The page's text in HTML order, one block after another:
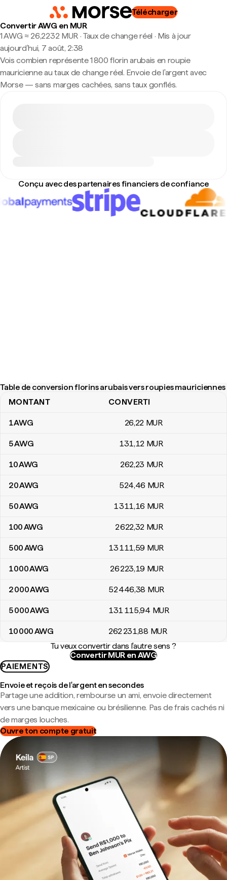
Télécharger
Convertir AWG en MUR
1 AWG ≈ 26,2232 MUR · Taux de change réel · Mis à jour
aujourd’hui, 7 août, 2:38
Vois combien représente 1 800 florin arubais en roupie
mauricienne au taux de change réel. Envoie de l'argent avec
Morse — sans marges cachées, sans taux gonflés.
Conçu avec des partenaires financiers de confiance
Table de conversion florins arubais vers roupies mauriciennes
Table de conversion florins arubais vers roupies mauriciennes
MONTANT CONVERTI
1AWG 26,22 MUR
5AWG 131,12 MUR
10AWG 262,23 MUR
20AWG 524,46 MUR
50AWG 1 311,16 MUR
100AWG 2 622,32 MUR
500AWG 13 111,59 MUR
1 000AWG 26 223,19 MUR
2 000AWG 52 446,38 MUR
5 000AWG 131 115,94 MUR
10 000AWG 262 231,88 MUR
Tu veux convertir dans l'autre sens ?
Convertir MUR en AWG
PAIEMENTS
Envoie et reçois de l'argent en secondes
Partage une addition, rembourse un ami, envoie directement
vers une banque mexicaine ou brésilienne. Pas de frais cachés ni
de marges louches.
Ouvre ton compte gratuit